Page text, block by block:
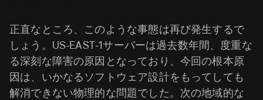
正直なところ、このような事態は再び発生するで
しょう。US-EAST-1サーバーは過去数年間、度重な
る深刻な障害の原因となっており、今回の根本原
因は、いかなるソフトウェア設計をもってしても
解消できない物理的な問題でした。次の地域的な